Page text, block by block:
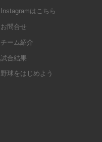
Instagramはこちら
お問合せ
チーム紹介
試合結果
野球をはじめよう